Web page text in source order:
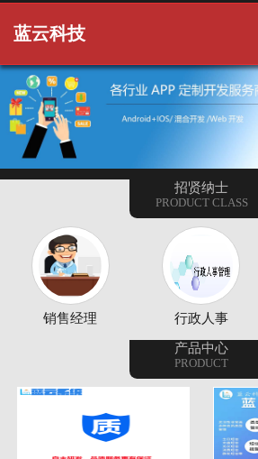
蓝云科技
招贤纳士
PRODUCT CLASS
销售经理 行政人事
产品中心
PRODUCT